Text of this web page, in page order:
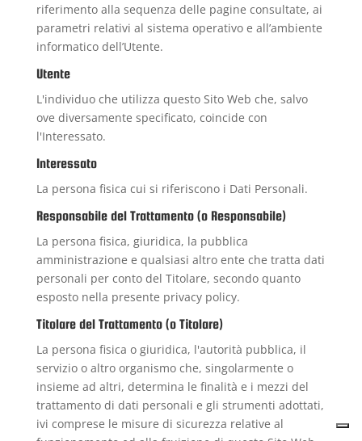
riferimento alla sequenza delle pagine consultate, ai
parametri relativi al sistema operativo e all’ambiente
informatico dell’Utente.
Utente
L'individuo che utilizza questo Sito Web che, salvo
ove diversamente specificato, coincide con
l'Interessato.
Interessato
La persona fisica cui si riferiscono i Dati Personali.
Responsabile del Trattamento (o Responsabile)
La persona fisica, giuridica, la pubblica
amministrazione e qualsiasi altro ente che tratta dati
personali per conto del Titolare, secondo quanto
esposto nella presente privacy policy.
Titolare del Trattamento (o Titolare)
La persona fisica o giuridica, l'autorità pubblica, il
servizio o altro organismo che, singolarmente o
insieme ad altri, determina le finalità e i mezzi del
trattamento di dati personali e gli strumenti adottati,
ivi comprese le misure di sicurezza relative al